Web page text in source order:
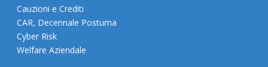
Cauzioni e Crediti
CAR, Decennale Postuma
Cyber Risk
Welfare Aziendale